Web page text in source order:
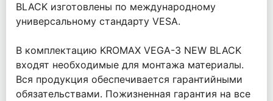
BLACK изготовлены по международному
универсальному стандарту VESA.
В комплектацию KROMAX VEGA-3 NEW BLACK
входят необходимые для монтажа материалы.
Вся продукция обеспечивается гарантийными
обязательствами. Пожизненная гарантия на все